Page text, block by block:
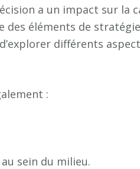
a un impact sur la
des éléments de stratégie
différents
:
sein du milieu.